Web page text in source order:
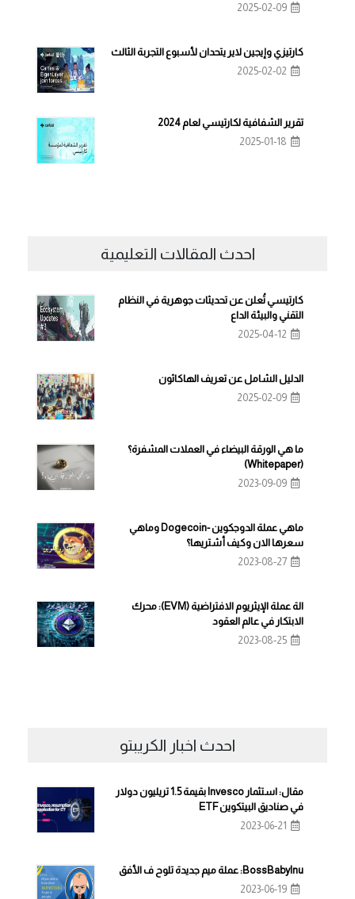
2025-02-09
كارتيزي وإيجين لاير يتحدان لأسبوع التجربة الثالث
2025-02-02
تقرير الشفافية لكارتيسي لعام 2024
2025-01-18
احدث المقالات التعليمية
كارتيسي تُعلن عن تحديثات جوهرية في النظام
التقني والبيئة الداع
2025-04-12
الدليل الشامل عن تعريف الهاكاثون
2025-02-09
ما هي الورقة البيضاء في العملات المشفرة؟
(Whitepaper)
2023-09-09
ماهي عملة الدوجكوين -Dogecoin وماهي
سعرها الان وكيف أشتريها؟
2023-08-27
الة عملة الإيثريوم الافتراضية (EVM): محرك
الابتكار في عالم العقود
2023-08-25
احدث اخبار الكريبتو
مقال: استثمار Invesco بقيمة 1.5 تريليون دولار
في صناديق البيتكوين ETF
2023-06-21
BossBabyInu: عملة ميم جديدة تلوح ف الأفق
2023-06-19